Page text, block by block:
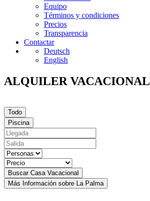
Equipo
Términos y condiciones
Precios
Transparencia
Contactar
Deutsch
English
ALQUILER VACACIONAL
Todo
Piscina
Más Información sobre La Palma